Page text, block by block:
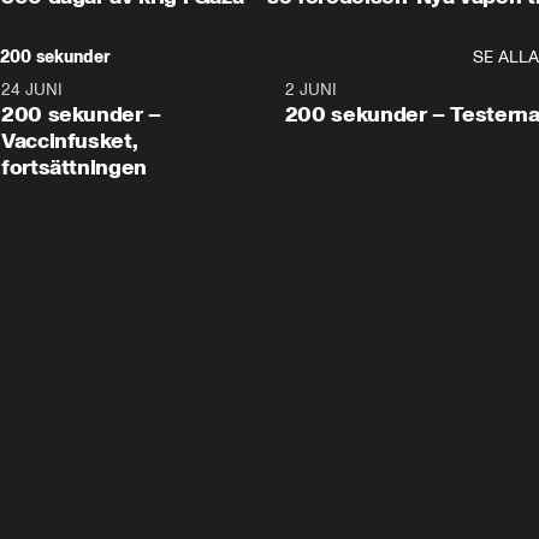
200 sekunder
SE ALLA
24 JUNI
200 sekunder –
Vaccinfusket,
fortsättningen
2 JUNI
200 sekunder – Testerna